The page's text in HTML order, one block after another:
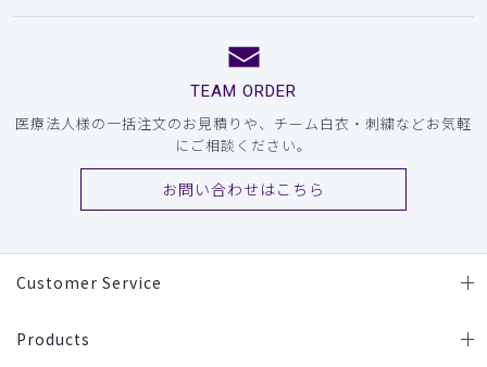
TEAM ORDER
医療法人様の一括注文のお見積りや、チーム白衣・刺繍などお気軽
にご相談ください。
お問い合わせはこちら
Customer Service
Products